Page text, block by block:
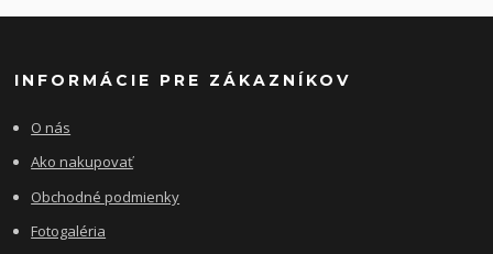
INFORMÁCIE PRE ZÁKAZNÍKOV
O nás
Ako nakupovať
Obchodné podmienky
Fotogaléria